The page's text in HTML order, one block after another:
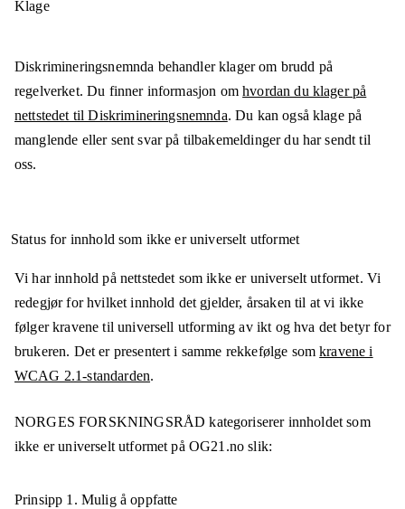
Klage
Diskrimineringsnemnda behandler klager om brudd på
regelverket. Du finner informasjon omhvordan du klager på
nettstedet til Diskrimineringsnemnda. Du kan også klage på
manglende eller sent svar på tilbakemeldinger du har sendt til
oss.
Status for innhold som ikke er universelt utformet
Vi har innhold på nettstedet som ikke er universelt utformet. Vi
redegjør for hvilket innhold det gjelder, årsaken til at vi ikke
følger kravene til universell utforming av ikt og hva det betyr for
brukeren. Det er presentert i samme rekkefølge somkravene i
WCAG 2.1-standarden.
NORGES FORSKNINGSRÅD kategoriserer innholdet som
ikke er universelt utformet på OG21.no slik:
Prinsipp 1. Mulig å oppfatte